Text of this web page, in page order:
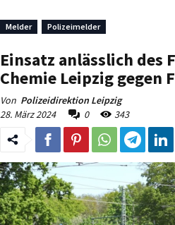
Melder Polizeimelder
Einsatz anlässlich des
Chemie Leipzig gegen
Von Polizeidirektion Leipzig
28. März 2024
0 343